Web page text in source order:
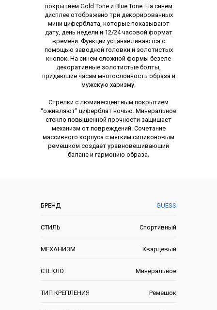
БРЕНД GUESS
СТИЛЬ Спортивный
МЕХАНИЗМ Кварцевый
СТЕКЛО Минеральное
ТИП КРЕПЛЕНИЯ Ремешок
покрытием Gold Tone и Blue Tone. На синем
дисплее отображено три декорированных
мини циферблата, которые показывают
дату, день недели и 12/24 часовой формат
времени. Функции устанавливаются с
помощью заводной головки и золотистых
кнопок. На синем сложной формы безеле
декоративные золотистые болты,
придающие часам многослойность образа и
мужскую харизму.
Стрелки с люминесцентным покрытием
“оживляют” циферблат ночью. Минеральное
стекло повышенной прочности защищает
механизм от повреждений. Сочетание
массивного корпуса с мягким силиконовым
ремешком создает уравновешивающий
баланс и гармонию образа.